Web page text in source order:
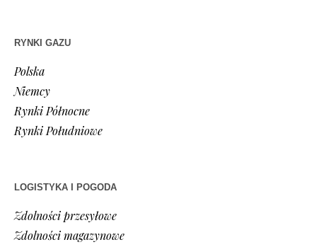
RYNKI GAZU
Polska
Niemcy
Rynki Północne
Rynki Południowe
LOGISTYKA I POGODA
Zdolności przesyłowe
Zdolności magazynowe